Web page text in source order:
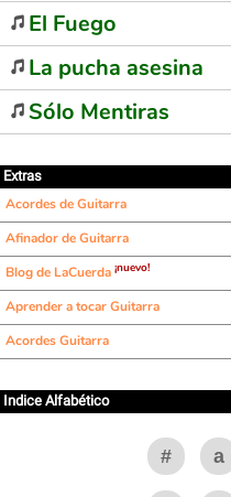
El Fuego
La pucha asesina
Sólo Mentiras
Extras
Acordes de Guitarra
Afinador de Guitarra
Blog de LaCuerda ¡nuevo!
Aprender a tocar Guitarra
Acordes Guitarra
Indice Alfabético
# a